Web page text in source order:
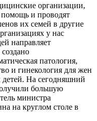
организации,
и проводят
их семей в другие
у нас
направляет
патология,
и гинекология для жен
На сегодняшний
большую
министра
на круглом столе в